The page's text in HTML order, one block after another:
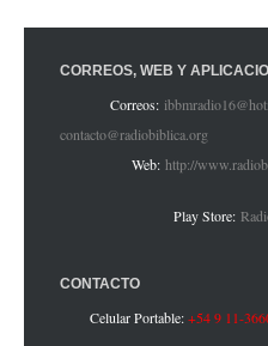
CORREOS, WEB Y
Correos:
contacto@radiobiblica.org
Web: http://
Play Store:
CONTACTO
Celular Portable:+54 9 11-